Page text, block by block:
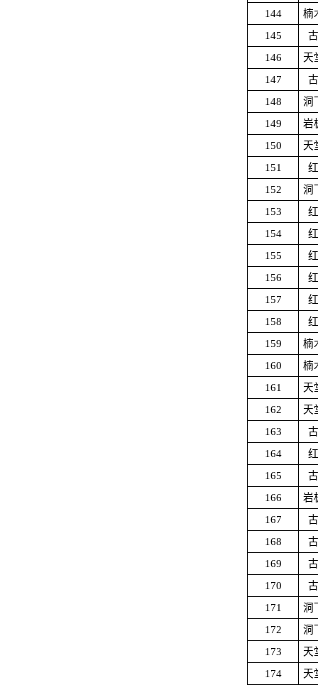
144
楠
145
146
天
147
148
洞
149
岩
150
天
151
152
洞
153
154
155
156
157
158
159
楠
160
楠
161
天
162
天
163
164
165
166
岩
167
168
169
170
171
洞
172
洞
173
天
174
天